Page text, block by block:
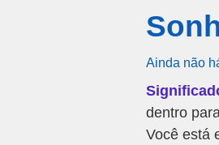
Ainda não
dentro
Você está